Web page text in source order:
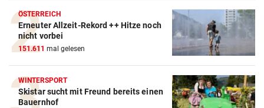
ÖSTERREICH
Erneuter Allzeit-Rekord ++ Hitze noch
nicht vorbei
151.611 mal gelesen
WINTERSPORT
Skistar sucht mit Freund bereits einen
Bauernhof